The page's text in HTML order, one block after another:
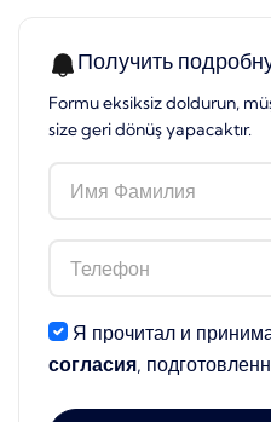
Получить
Formu eksiksiz doldurun,
size geri dönüş yapacaktır.
Я прочитал и
согласия,